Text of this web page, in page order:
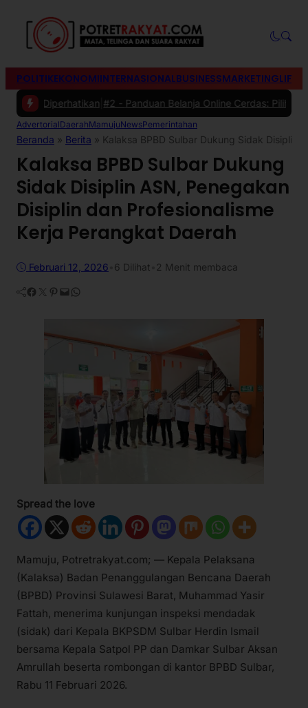
POLITIKEKONOMIINTERNASIONALBUSINESSMARKETING
|#2 -Panduan Belanja Online Cerdas: Pilih Produk
AdvertorialDaerahMamujuNewsPemerintahan
Beranda » Berita » Kalaksa BPBD Sulbar Dukung Sidak Disiplin
Kalaksa BPBD Sulbar Dukung
Sidak Disiplin ASN, Penegakan
Disiplin dan Profesionalisme
Kerja Perangkat Daerah
Februari 12, 2026 6 Dilihat 2 Menit membaca
Facebook Twitter Pinterest Mail WhatsApp
Spread the love
Mamuju, Potretrakyat.com; — Kepala Pelaksana
(Kalaksa) Badan Penanggulangan Bencana Daerah
(BPBD) Provinsi Sulawesi Barat, Muhammad Yasir
Fattah, menerima kunjungan inspeksi mendadak
(sidak) dari Kepala BKPSDM Sulbar Herdin Ismail
bersama Kepala Satpol PP dan Damkar Sulbar Aksan
Amrullah beserta rombongan di kantor BPBD Sulbar,
Rabu 11 Februari 2026.